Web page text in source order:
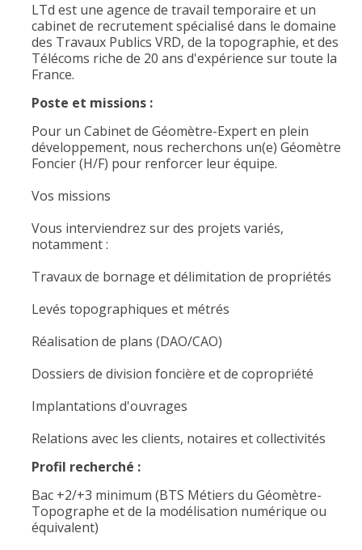
LTd est une agence de travail temporaire et un
cabinet de recrutement spécialisé dans le domaine
des Travaux Publics VRD, de la topographie, et des
Télécoms riche de 20 ans d'expérience sur toute la
France.
Poste et missions :
Pour un Cabinet de Géomètre-Expert en plein
développement, nous recherchons un(e) Géomètre
Foncier (H/F) pour renforcer leur équipe.
Vos missions
Vous interviendrez sur des projets variés,
notamment :
Travaux de bornage et délimitation de propriétés
Levés topographiques et métrés
Réalisation de plans (DAO/CAO)
Dossiers de division foncière et de copropriété
Implantations d'ouvrages
Relations avec les clients, notaires et collectivités
Profil recherché :
Bac +2/+3 minimum (BTS Métiers du Géomètre-
Topographe et de la modélisation numérique ou
équivalent)